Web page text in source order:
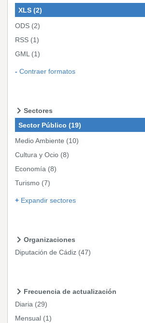
XLS (2)
ODS (2)
RSS (1)
GML (1)
Contraer formatos
Sectores
Sector Público (19)
Medio Ambiente (10)
Cultura y Ocio (8)
Economía (8)
Turismo (7)
Expandir sectores
Organizaciones
Diputación de Cádiz (47)
Frecuencia de actualización
Diaria (29)
Mensual (1)